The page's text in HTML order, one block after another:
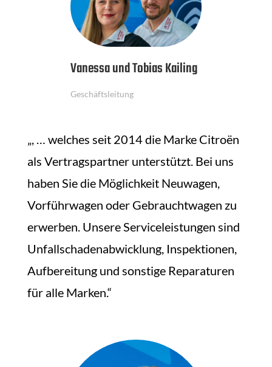
Vanessa und Tobias Kailing
Geschäftsleitung
„, … welches seit 2014 die Marke Citroën
als Vertragspartner unterstützt. Bei uns
haben Sie die Möglichkeit Neuwagen,
Vorführwagen oder Gebrauchtwagen zu
erwerben. Unsere Serviceleistungen sind
Unfallschadenabwicklung, Inspektionen,
Aufbereitung und sonstige Reparaturen
für alle Marken.“